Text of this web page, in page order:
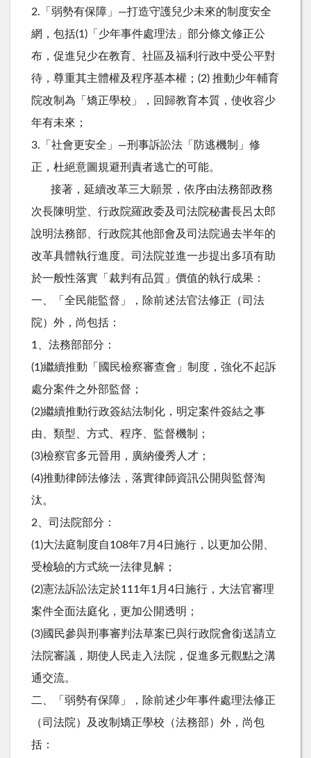
2.「弱勢有保障」—打造守護兒少未來的制度安全
網，包括(1)「少年事件處理法」部分條文修正公
布，促進兒少在教育、社區及福利行政中受公平對
待，尊重其主體權及程序基本權；(2) 推動少年輔育
院改制為「矯正學校」，回歸教育本質，使收容少
年有未來；
3.「社會更安全」—刑事訴訟法「防逃機制」修
正，杜絕意圖規避刑責者逃亡的可能。
接著，延續改革三大願景，依序由法務部政務
次長陳明堂、行政院羅政委及司法院秘書長呂太郎
說明法務部、行政院其他部會及司法院過去半年的
改革具體執行進度。司法院並進一步提出多項有助
於一般性落實「裁判有品質」價值的執行成果：
一、「全民能監督」，除前述法官法修正（司法
院）外，尚包括：
1、法務部部分：
(1)繼續推動「國民檢察審查會」制度，強化不起訴
處分案件之外部監督；
(2)繼續推動行政簽結法制化，明定案件簽結之事
由、類型、方式、程序、監督機制；
(3)檢察官多元晉用，廣納優秀人才；
(4)推動律師法修法，落實律師資訊公開與監督淘
汰。
2、司法院部分：
(1)大法庭制度自108年7月4日施行，以更加公開、
受檢驗的方式統一法律見解；
(2)憲法訴訟法定於111年1月4日施行，大法官審理
案件全面法庭化，更加公開透明；
(3)國民參與刑事審判法草案已與行政院會銜送請立
法院審議，期使人民走入法院，促進多元觀點之溝
通交流。
二、「弱勢有保障」，除前述少年事件處理法修正
（司法院）及改制矯正學校（法務部）外，尚包
括：